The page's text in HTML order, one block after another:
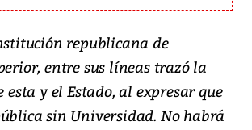
republicana de
entre sus líneas trazó la
y el Estado, al expresar que
sin Universidad. No habrá